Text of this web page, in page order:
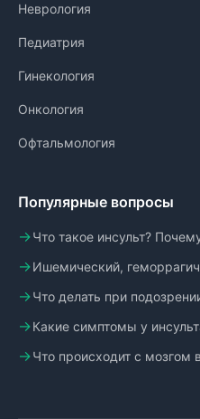
Неврология
Педиатрия
Гинекология
Онкология
Офтальмология
Популярные вопросы
Что такое инсульт?
Ишемический,
Что делать при
Какие симптомы у
Что происходит с мозгом